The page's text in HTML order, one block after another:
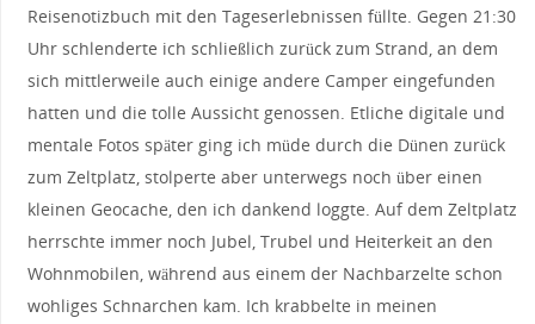
Reisenotizbuch mit den Tageserlebnissen füllte. Gegen 21:30
Uhr schlenderte ich schließlich zurück zum Strand, an dem
sich mittlerweile auch einige andere Camper eingefunden
hatten und die tolle Aussicht genossen. Etliche digitale und
mentale Fotos später ging ich müde durch die Dünen zurück
zum Zeltplatz, stolperte aber unterwegs noch über einen
kleinen Geocache, den ich dankend loggte. Auf dem Zeltplatz
herrschte immer noch Jubel, Trubel und Heiterkeit an den
Wohnmobilen, während aus einem der Nachbarzelte schon
wohliges Schnarchen kam. Ich krabbelte in meinen